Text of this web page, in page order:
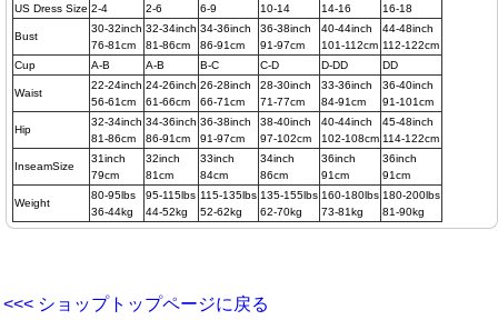
US Dress Size 2-4 2-6 6-9 10-14 14-16 16-18
Bust
30-32inch
76-81cm
32-34inch
81-86cm
34-36inch
86-91cm
36-38inch
91-97cm
40-44inch
101-112cm
44-48inch
112-122cm
Cup
A-B A-B B-C C-D D-DD DD
Waist
22-24inch
56-61cm
24-26inch
61-66cm
26-28inch
66-71cm
28-30inch
71-77cm
33-36inch
84-91cm
36-40inch
91-101cm
Hip
32-34inch
81-86cm
34-36inch
86-91cm
36-38inch
91-97cm
38-40inch
97-102cm
40-44inch
102-108cm
45-48inch
114-122cm
InseamSize
31inch
79cm
32inch
81cm
33inch
84cm
34inch
86cm
36inch
91cm
36inch
91cm
Weight
80-95lbs
36-44kg
95-115lbs
44-52kg
115-135lbs
52-62kg
135-155lbs
62-70kg
160-180lbs
73-81kg
180-200lbs
81-90kg
<<< ショップトップページに戻る